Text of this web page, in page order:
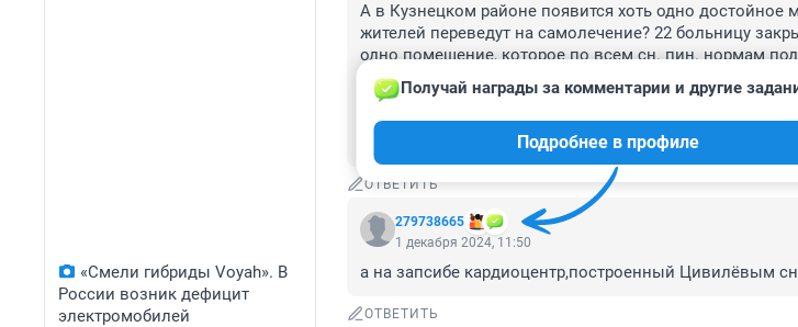
«Смели гибриды Voyah». В
России возник дефицит
электромобилей
А в Кузнецком районе появится хоть одно достойное
жителей переведут на самолечение? 22 больницу
одно помещение, которое по всем сн. пин. нормам
ржавеет... Если бы подобное состояние было у
посадили за решетку! А народ все хавает! Неужели
зазаслуживают хорошей поликлиники? Ау, власти
ОТВЕТИТЬ
279738665
Получай награды за комментарии и другие
Подробнее в профиле
1 декабря 2024, 11:50
а на запсибе кардиоцентр,построенный Цивилёвым
ОТВЕТИТЬ